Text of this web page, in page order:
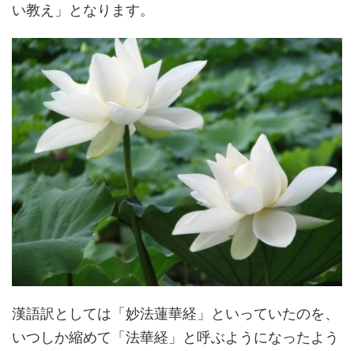
い教え」となります。
漢語訳としては「妙法蓮華経」といっていたのを、
いつしか縮めて「法華経」と呼ぶようになったよう